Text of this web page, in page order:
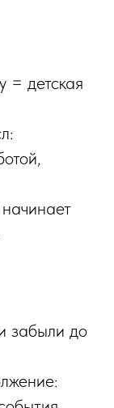
= детская
забыли до